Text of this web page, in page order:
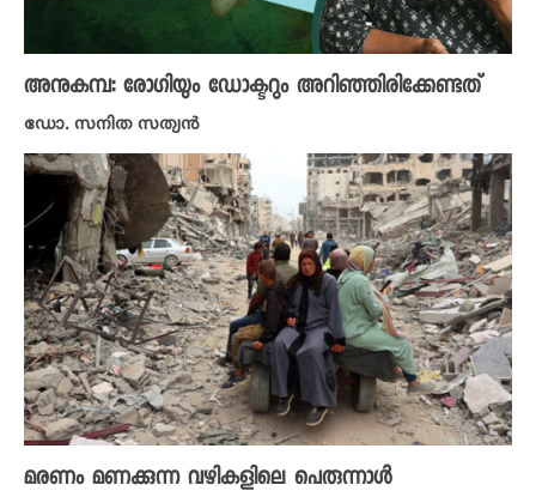
അനുകമ്പ: രോഗിയും ഡോക്ടറും അറിഞ്ഞിരിക്കേണ്ടത്
ഡോ. സനിത സത്യൻ
മരണം മണക്കുന്ന വഴികളിലെ പെരുന്നാൾ